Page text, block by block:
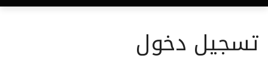
تسجيل دخول